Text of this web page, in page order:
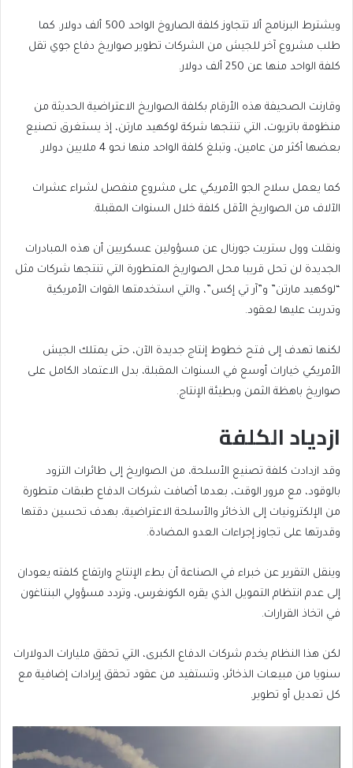
ويشترط البرنامج ألا تتجاوز كلفة الصاروخ الواحد 500 ألف دولار. كما
طلب مشروع آخر للجيش من الشركات تطوير صواريخ دفاع جوي تقل
كلفة الواحد منها عن 250 ألف دولار.
وقارنت الصحيفة هذه الأرقام بكلفة الصواريخ الاعتراضية الحديثة من
منظومة باتريوت، التي تنتجها شركة لوكهيد مارتن، إذ يستغرق تصنيع
بعضها أكثر من عامين، وتبلغ كلفة الواحد منها نحو 4 ملايين دولار.
كما يعمل سلاح الجو الأمريكي على مشروع منفصل لشراء عشرات
الآلاف من الصواريخ الأقل كلفة خلال السنوات المقبلة.
ونقلت وول ستريت جورنال عن مسؤولين عسكريين أن هذه المبادرات
الجديدة لن تحل قريبا محل الصواريخ المتطورة التي تنتجها شركات مثل
“لوكهيد مارتن” و”آر تي إكس”، والتي استخدمتها القوات الأمريكية
وتدربت عليها لعقود.
لكنها تهدف إلى فتح خطوط إنتاج جديدة الآن، حتى يمتلك الجيش
الأمريكي خيارات أوسع في السنوات المقبلة، بدل الاعتماد الكامل على
صواريخ باهظة الثمن وبطيئة الإنتاج.
ازدياد الكلفة
وقد ازدادت كلفة تصنيع الأسلحة، من الصواريخ إلى طائرات التزود
بالوقود، مع مرور الوقت، بعدما أضافت شركات الدفاع طبقات متطورة
من الإلكترونيات إلى الذخائر والأسلحة الاعتراضية، بهدف تحسين دقتها
وقدرتها على تجاوز إجراءات العدو المضادة.
وينقل التقرير عن خبراء في الصناعة أن بطء الإنتاج وارتفاع كلفته يعودان
إلى عدم انتظام التمويل الذي يقره الكونغرس، وتردد مسؤولي البنتاغون
في اتخاذ القرارات.
لكن هذا النظام يخدم شركات الدفاع الكبرى، التي تحقق مليارات الدولارات
سنويا من مبيعات الذخائر، وتستفيد من عقود تحقق إيرادات إضافية مع
كل تعديل أو تطوير.